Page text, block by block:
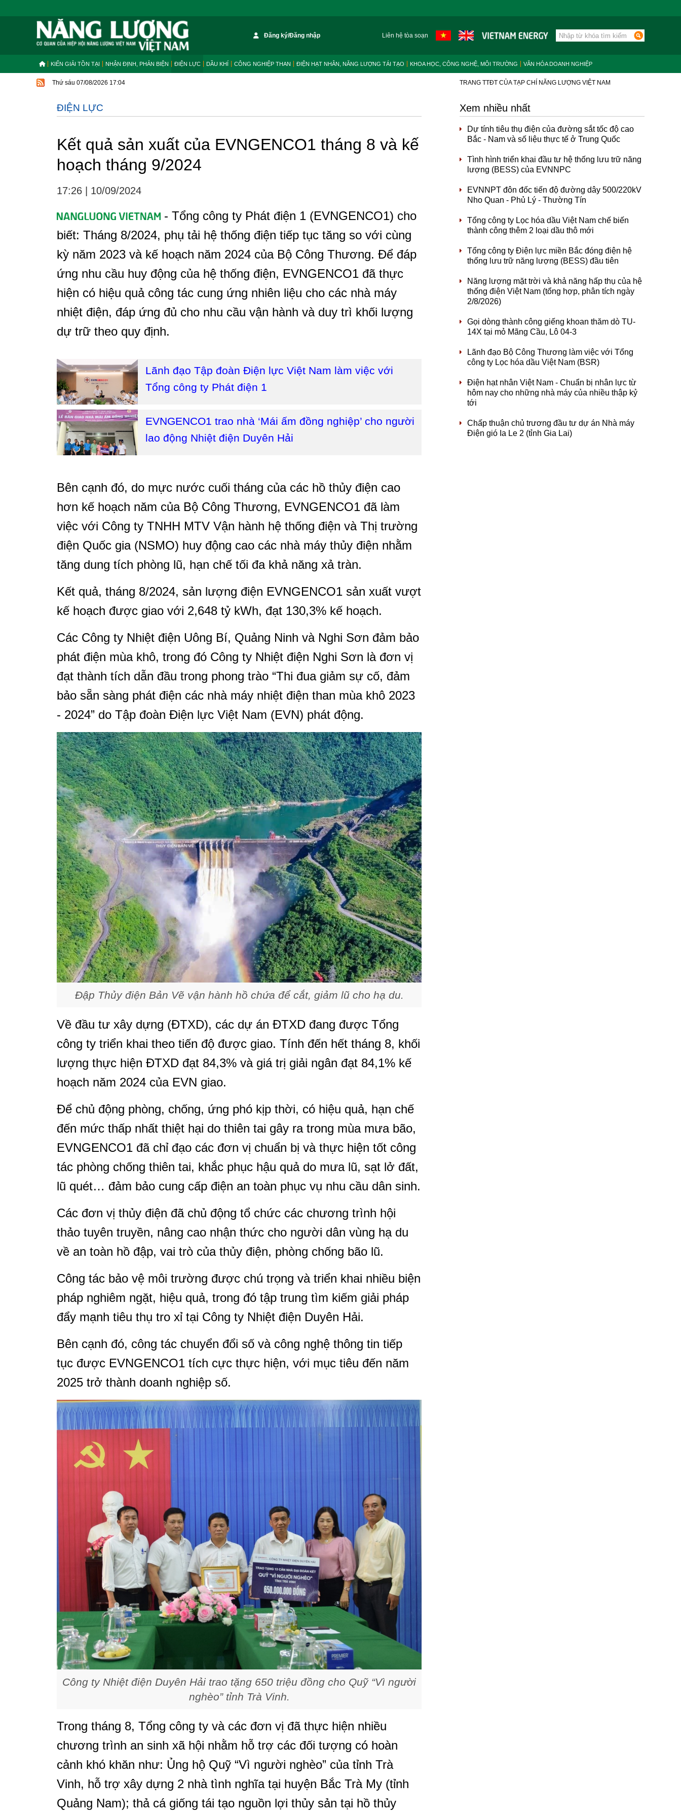
Đăng ký/Đăng nhập Liên hệ tòa soạn
KIẾN GIẢI TỒN TẠI NHẬN ĐỊNH, PHẢN BIỆN ĐIỆN LỰC DẦU KHÍ CÔNG NGHIỆP THAN ĐIỆN HẠT NHÂN, NĂNG LƯỢNG TÁI TẠO KHOA HỌC, CÔNG NGHỆ, MÔI TRƯỜNG VĂN HÓA DOANH NGHIỆP
Thứ sáu 07/08/2026 17:04 TRANG TTĐT CỦA TẠP CHÍ NĂNG LƯỢNG VIỆT NAM
ĐIỆN LỰC
Kết quả sản xuất của EVNGENCO1 tháng 8 và kế
hoạch tháng 9/2024
17:26 10/09/2024
- Tổng công ty Phát điện 1 (EVNGENCO1) cho
biết: Tháng 8/2024, phụ tải hệ thống điện tiếp tục tăng so với cùng
kỳ năm 2023 và kế hoạch năm 2024 của Bộ Công Thương. Để đáp
ứng nhu cầu huy động của hệ thống điện, EVNGENCO1 đã thực
hiện có hiệu quả công tác cung ứng nhiên liệu cho các nhà máy
nhiệt điện, đáp ứng đủ cho nhu cầu vận hành và duy trì khối lượng
dự trữ theo quy định.
Lãnh đạo Tập đoàn Điện lực Việt Nam làm việc với
Tổng công ty Phát điện 1
EVNGENCO1 trao nhà ‘Mái ấm đồng nghiệp’ cho người
lao động Nhiệt điện Duyên Hải
Bên cạnh đó, do mực nước cuối tháng của các hồ thủy điện cao
hơn kế hoạch năm của Bộ Công Thương, EVNGENCO1 đã làm
việc với Công ty TNHH MTV Vận hành hệ thống điện và Thị trường
điện Quốc gia (NSMO) huy động cao các nhà máy thủy điện nhằm
tăng dung tích phòng lũ, hạn chế tối đa khả năng xả tràn.
Kết quả, tháng 8/2024, sản lượng điện EVNGENCO1 sản xuất vượt
kế hoạch được giao với 2,648 tỷ kWh, đạt 130,3% kế hoạch.
Các Công ty Nhiệt điện Uông Bí, Quảng Ninh và Nghi Sơn đảm bảo
phát điện mùa khô, trong đó Công ty Nhiệt điện Nghi Sơn là đơn vị
đạt thành tích dẫn đầu trong phong trào “Thi đua giảm sự cố, đảm
bảo sẵn sàng phát điện các nhà máy nhiệt điện than mùa khô 2023
- 2024” do Tập đoàn Điện lực Việt Nam (EVN) phát động.
Đập Thủy điện Bản Vẽ vận hành hồ chứa để cắt, giảm lũ cho hạ du.
Về đầu tư xây dựng (ĐTXD), các dự án ĐTXD đang được Tổng
công ty triển khai theo tiến độ được giao. Tính đến hết tháng 8, khối
lượng thực hiện ĐTXD đạt 84,3% và giá trị giải ngân đạt 84,1% kế
hoạch năm 2024 của EVN giao.
Để chủ động phòng, chống, ứng phó kịp thời, có hiệu quả, hạn chế
đến mức thấp nhất thiệt hại do thiên tai gây ra trong mùa mưa bão,
EVNGENCO1 đã chỉ đạo các đơn vị chuẩn bị và thực hiện tốt công
tác phòng chống thiên tai, khắc phục hậu quả do mưa lũ, sạt lở đất,
lũ quét… đảm bảo cung cấp điện an toàn phục vụ nhu cầu dân sinh.
Các đơn vị thủy điện đã chủ động tổ chức các chương trình hội
thảo tuyên truyền, nâng cao nhận thức cho người dân vùng hạ du
về an toàn hồ đập, vai trò của thủy điện, phòng chống bão lũ.
Công tác bảo vệ môi trường được chú trọng và triển khai nhiều biện
pháp nghiêm ngặt, hiệu quả, trong đó tập trung tìm kiếm giải pháp
đẩy mạnh tiêu thụ tro xỉ tại Công ty Nhiệt điện Duyên Hải.
Bên cạnh đó, công tác chuyển đổi số và công nghệ thông tin tiếp
tục được EVNGENCO1 tích cực thực hiện, với mục tiêu đến năm
2025 trở thành doanh nghiệp số.
Công ty Nhiệt điện Duyên Hải trao tặng 650 triệu đồng cho Quỹ “Vì người
nghèo” tỉnh Trà Vinh.
Trong tháng 8, Tổng công ty và các đơn vị đã thực hiện nhiều
chương trình an sinh xã hội nhằm hỗ trợ các đối tượng có hoàn
cảnh khó khăn như: Ủng hộ Quỹ “Vì người nghèo” của tỉnh Trà
Vinh, hỗ trợ xây dựng 2 nhà tình nghĩa tại huyện Bắc Trà My (tỉnh
Quảng Nam); thả cá giống tái tạo nguồn lợi thủy sản tại hồ thủy
Xem nhiều nhất
Dự tính tiêu thụ điện của đường sắt tốc độ cao
Bắc - Nam và số liệu thực tế ở Trung Quốc
Tình hình triển khai đầu tư hệ thống lưu trữ năng
lượng (BESS) của EVNNPC
EVNNPT đôn đốc tiến độ đường dây 500/220kV
Nho Quan - Phủ Lý - Thường Tín
Tổng công ty Lọc hóa dầu Việt Nam chế biến
thành công thêm 2 loại dầu thô mới
Tổng công ty Điện lực miền Bắc đóng điện hệ
thống lưu trữ năng lượng (BESS) đầu tiên
Năng lượng mặt trời và khả năng hấp thụ của hệ
thống điện Việt Nam (tổng hợp, phân tích ngày
2/8/2026)
Gọi dòng thành công giếng khoan thăm dò TU-
14X tại mỏ Mãng Cầu, Lô 04-3
Lãnh đạo Bộ Công Thương làm việc với Tổng
công ty Lọc hóa dầu Việt Nam (BSR)
Điện hạt nhân Việt Nam - Chuẩn bị nhân lực từ
hôm nay cho những nhà máy của nhiều thập kỷ
tới
Chấp thuận chủ trương đầu tư dự án Nhà máy
Điện gió Ia Le 2 (tỉnh Gia Lai)